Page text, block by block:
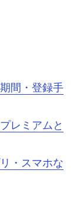
間・登録手
レミアムと
・スマホな